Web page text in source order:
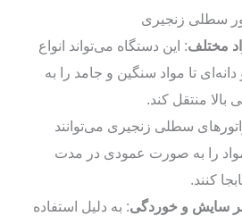
سطلی زنجیری
مختلف: این دستگاه می‌تواند انواع
تا مواد سنگین و جامد را به
بالا منتقل کند.
سطلی زنجیری می‌توانند
را به صورت عمودی در مدت
کنند.
سایش و خوردگی: به دلیل استفاده